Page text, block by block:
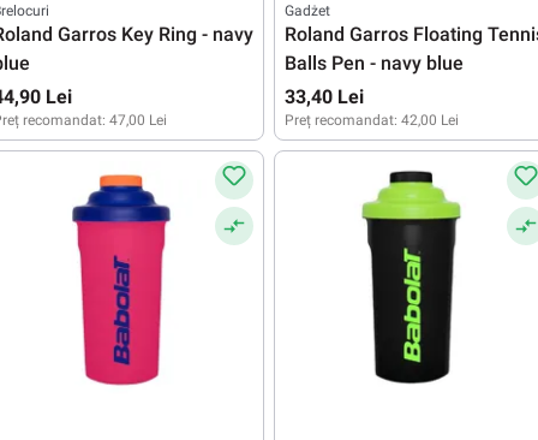
Garros Key Ring - navy
Lei
recomandat: 47,00 Lei
Gadżet
Roland Garros Floating
Balls Pen - navy blue
33,40 Lei
Preț recomandat: 42,00 Lei